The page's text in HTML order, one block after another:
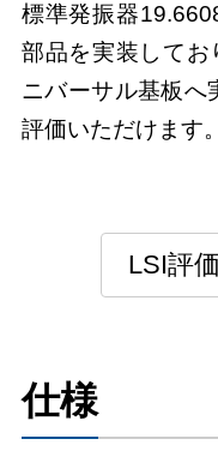
標準発振器
部品を実装してお
ニバーサル基板へ
評価いただけます。
LSI評
仕様